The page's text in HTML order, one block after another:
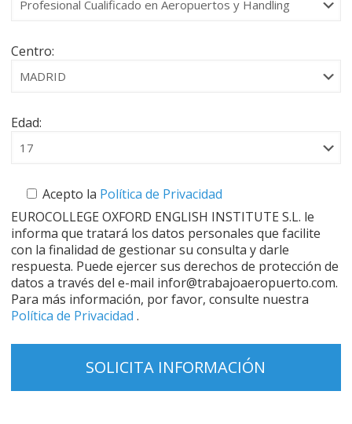
Centro:
Edad:
Acepto la Política de Privacidad
EUROCOLLEGE OXFORD ENGLISH INSTITUTE S.L. le
informa que tratará los datos personales que facilite
con la finalidad de gestionar su consulta y darle
respuesta. Puede ejercer sus derechos de protección de
datos a través del e-mail infor@trabajoaeropuerto.com.
Para más información, por favor, consulte nuestra
Política de Privacidad.